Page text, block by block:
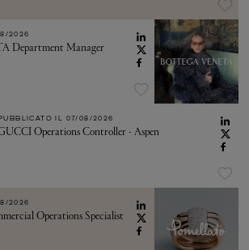
2026
Department Manager
IL 07/08/2026
Operations Controller - Aspen
2026
Operations Specialist